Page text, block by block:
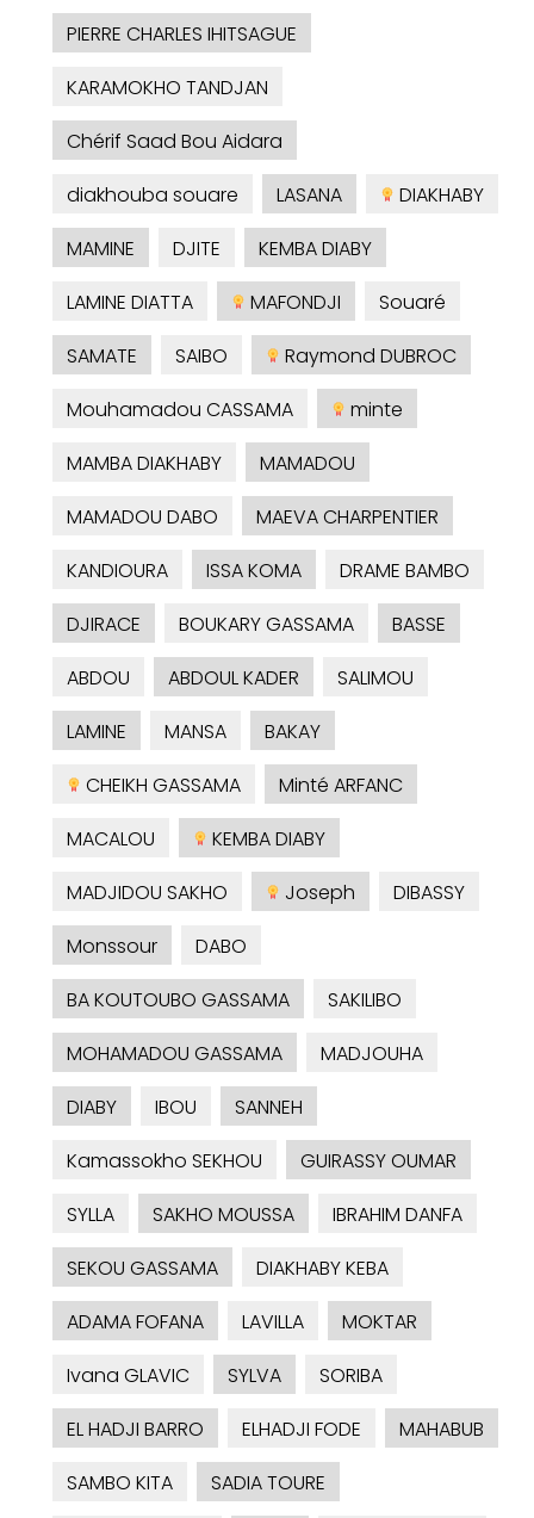
PIERRE CHARLES IHITSAGUE
KARAMOKHO TANDJAN
Chérif Saad Bou Aidara
diakhouba souare
LASANA
DIAKHABY
MAMINE
DJITE
KEMBA DIABY
LAMINE DIATTA
MAFONDJI
Souaré
SAMATE
SAIBO
Raymond DUBROC
Mouhamadou CASSAMA
minte
MAMBA DIAKHABY
MAMADOU
MAMADOU DABO
MAEVA CHARPENTIER
KANDIOURA
ISSA KOMA
DRAME BAMBO
DJIRACE
BOUKARY GASSAMA
BASSE
ABDOU
ABDOUL KADER
SALIMOU
LAMINE
MANSA
BAKAY
CHEIKH GASSAMA
Minté ARFANC
MACALOU
KEMBA DIABY
MADJIDOU SAKHO
Joseph
DIBASSY
Monssour
DABO
BA KOUTOUBO GASSAMA
SAKILIBO
MOHAMADOU GASSAMA
MADJOUHA
DIABY
IBOU
SANNEH
Kamassokho SEKHOU
GUIRASSY OUMAR
SYLLA
SAKHO MOUSSA
IBRAHIM DANFA
SEKOU GASSAMA
DIAKHABY KEBA
ADAMA FOFANA
LAVILLA
MOKTAR
Ivana GLAVIC
SYLVA
SORIBA
EL HADJI BARRO
ELHADJI FODE
MAHABUB
SAMBO KITA
SADIA TOURE